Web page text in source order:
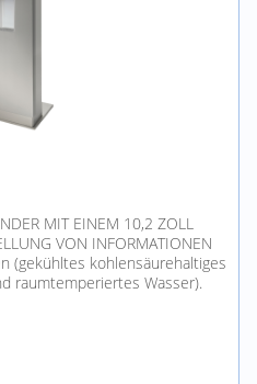
MIT EINEM 10,2 ZOLL
VON INFORMATIONEN
(gekühltes kohlensäurehaltiges
raumtemperiertes Wasser).